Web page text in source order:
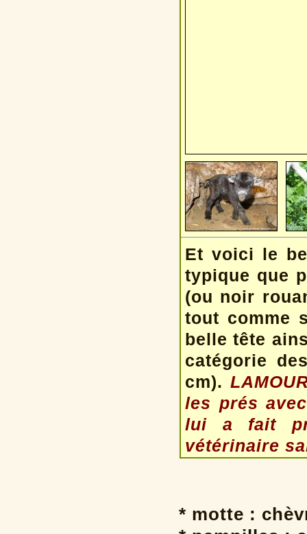
Et voici le
typique que
(ou noir
tout comme
belle tête
catégorie
cm).
les prés
lui a fait
vétérinaire
* motte :